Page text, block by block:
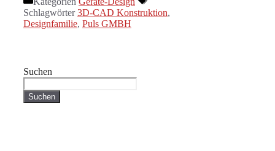
Schlagwörter3D-CAD Konstruktion,
Designfamilie, Puls GMBH
Suchen
Suchen